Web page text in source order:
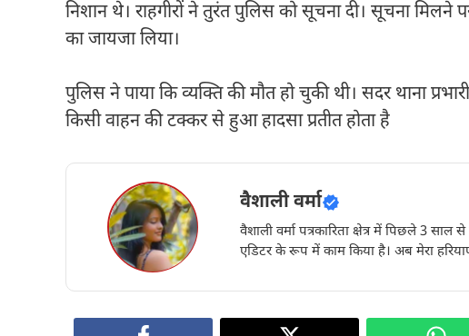
निशान थे। राहगीरों ने तुरंत पुलिस को सूचना दी। सूचना मिलने
का जायजा लिया।
पुलिस ने पाया कि व्यक्ति की मौत हो चुकी थी। सदर थाना
किसी वाहन की टक्कर से हुआ हादसा प्रतीत होता है
वैशाली वर्मा
वैशाली वर्मा पत्रकारिता क्षेत्र में पिछले 3
एडिटर के रूप में काम किया है। अब मेरा